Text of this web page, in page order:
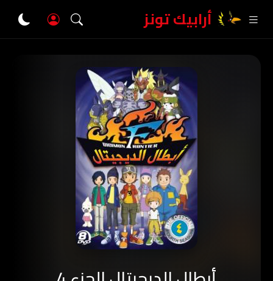
أرابيك تونز